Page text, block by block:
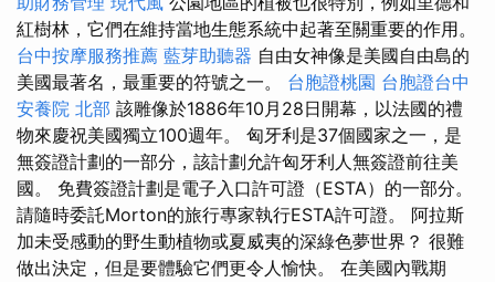
紅樹林，它們在維持當地生態系統中起著至關重要的作用。
台中按摩服務推薦 藍芽助聽器 自由女神像是美國自由島的
美國最著名，最重要的符號之一。 台胞證桃園 台胞證台中
安養院 北部 該雕像於1886年10月28日開幕，以法國的禮
物來慶祝美國獨立100週年。 匈牙利是37個國家之一，是
無簽證計劃的一部分，該計劃允許匈牙利人無簽證前往美
國。 免費簽證計劃是電子入口許可證（ESTA）的一部分。
請隨時委託Morton的旅行專家執行ESTA許可證。 阿拉斯
加未受感動的野生動植物或夏威夷的深綠色夢世界？ 很難
做出決定，但是要體驗它們更令人愉快。 在美國內戰期